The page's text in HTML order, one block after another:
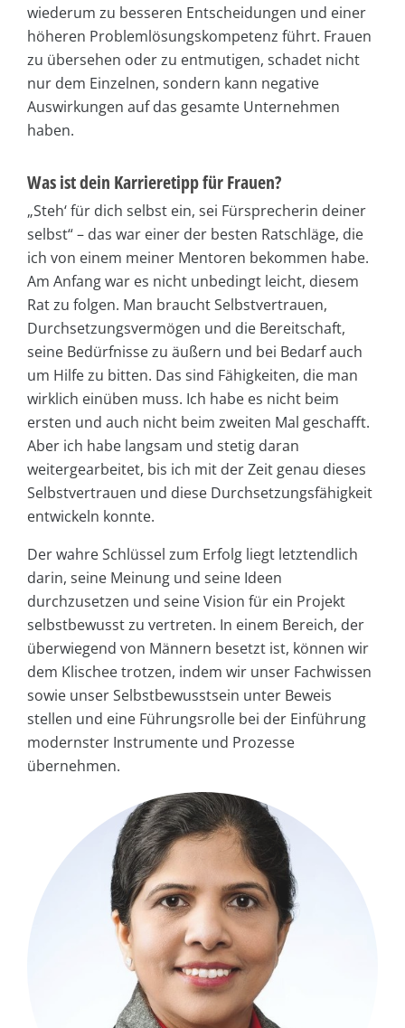
wiederum zu besseren Entscheidungen und einer
höheren Problemlösungskompetenz führt. Frauen
zu übersehen oder zu entmutigen, schadet nicht
nur dem Einzelnen, sondern kann negative
Auswirkungen auf das gesamte Unternehmen
haben.
Was ist dein Karrieretipp für Frauen?
„Steh‘ für dich selbst ein, sei Fürsprecherin deiner
selbst“ – das war einer der besten Ratschläge, die
ich von einem meiner Mentoren bekommen habe.
Am Anfang war es nicht unbedingt leicht, diesem
Rat zu folgen. Man braucht Selbstvertrauen,
Durchsetzungsvermögen und die Bereitschaft,
seine Bedürfnisse zu äußern und bei Bedarf auch
um Hilfe zu bitten. Das sind Fähigkeiten, die man
wirklich einüben muss. Ich habe es nicht beim
ersten und auch nicht beim zweiten Mal geschafft.
Aber ich habe langsam und stetig daran
weitergearbeitet, bis ich mit der Zeit genau dieses
Selbstvertrauen und diese Durchsetzungsfähigkeit
entwickeln konnte.
Der wahre Schlüssel zum Erfolg liegt letztendlich
darin, seine Meinung und seine Ideen
durchzusetzen und seine Vision für ein Projekt
selbstbewusst zu vertreten. In einem Bereich, der
überwiegend von Männern besetzt ist, können wir
dem Klischee trotzen, indem wir unser Fachwissen
sowie unser Selbstbewusstsein unter Beweis
stellen und eine Führungsrolle bei der Einführung
modernster Instrumente und Prozesse
übernehmen.